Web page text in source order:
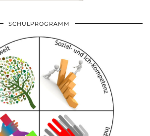
SCHULPROGRAMM